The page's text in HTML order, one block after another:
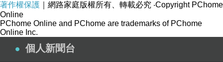
AND...八卦依卦象有相對的自然現象與方位，然
後有相對的八種動物，但是跟12生肖不直接相
關，所以太極不會用12生肖圍繞著，照片中看到
兩者混一起？
著作權保護 ｜網路家庭版權所有、轉載必究 ‧Copyright PChome
Online
PChome Online and PChome are trademarks of PChome
Online Inc.
個人新聞台